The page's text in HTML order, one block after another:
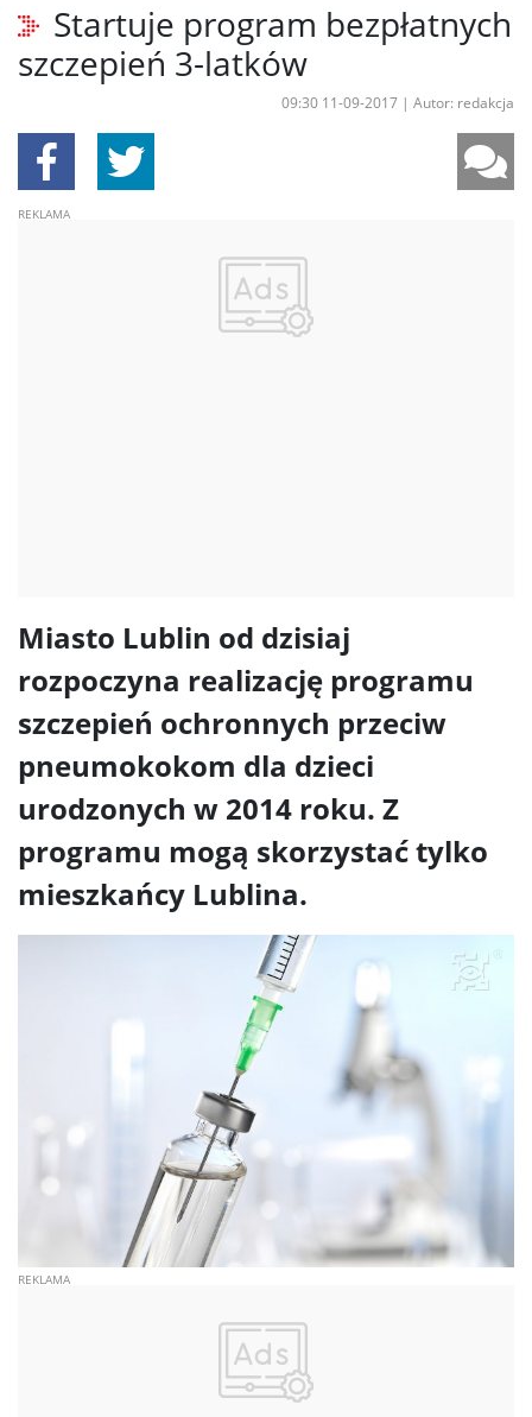
Startuje program bezpłatnych
szczepień 3-latków
09:30 11-09-2017 | Autor: redakcja
Miasto Lublin od dzisiaj
rozpoczyna realizację programu
szczepień ochronnych przeciw
pneumokokom dla dzieci
urodzonych w 2014 roku. Z
programu mogą skorzystać tylko
mieszkańcy Lublina.